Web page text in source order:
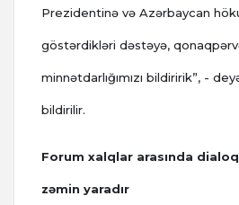
Prezidentinə və Azərbaycan
göstərdikləri dəstəyə,
minnətdarlığımızı bildiririk”, -
bildirilir.
Forum xalqlar arasında
zəmin yaradır